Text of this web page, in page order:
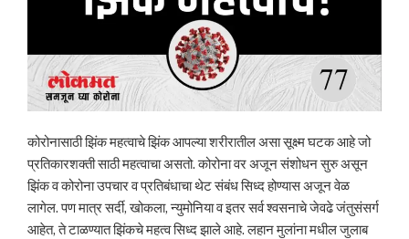
कोरोनासाठी झिंक महत्वाचे झिंक आपल्या शरीरातील असा सूक्ष्म घटक आहे जो
प्रतिकारशक्ती साठी महत्वाचा असतो. कोरोना वर अजून संशोधन सुरु असून
झिंक व कोरोना उपचार व प्रतिबंधाचा थेट संबंध सिध्द होण्यास अजून वेळ
लागेल. पण मात्र सर्दी, खोकला, न्युमोनिया व इतर सर्व श्वसनाचे जेवढे जंतुसंसर्ग
आहेत, ते टाळण्यात झिंकचे महत्व सिध्द झाले आहे. लहान मुलांना मधील जुलाब